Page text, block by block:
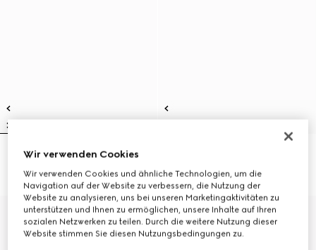
Gucci: The Art of Silk (Italienisch)
Mit Initialen personalisieren
Wir verwenden Cookies
Wir verwenden Cookies und ähnliche Technologien, um die
Navigation auf der Website zu verbessern, die Nutzung der
Website zu analysieren, uns bei unseren Marketingaktivitäten zu
unterstützen und Ihnen zu ermöglichen, unsere Inhalte auf Ihren
sozialen Netzwerken zu teilen. Durch die weitere Nutzung dieser
Website stimmen Sie diesen Nutzungsbedingungen zu.